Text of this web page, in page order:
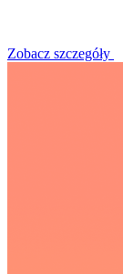
Zobacz szczegóły